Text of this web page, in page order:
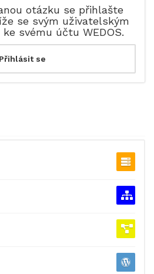
otázku se přihlašte
se svým uživatelským
svému účtu WEDOS.